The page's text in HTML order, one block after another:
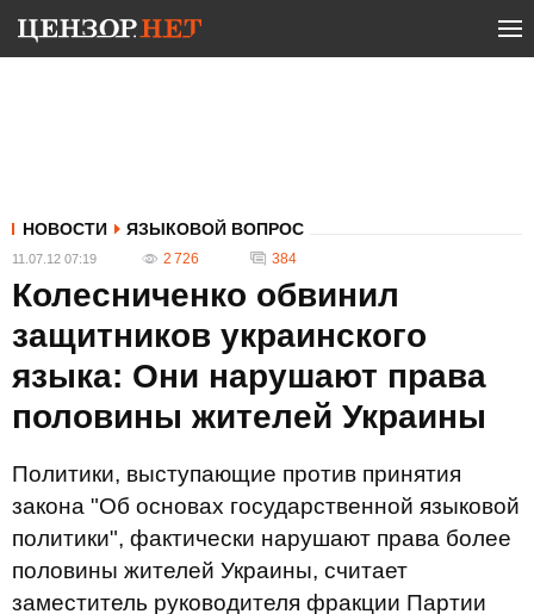
НОВОСТИ ЯЗЫКОВОЙ ВОПРОС
11.07.12 07:19 2 726 384
Колесниченко обвинил
защитников украинского
языка: Они нарушают права
половины жителей Украины
Политики, выступающие против принятия
закона "Об основах государственной языковой
политики", фактически нарушают права более
половины жителей Украины, считает
заместитель руководителя фракции Партии